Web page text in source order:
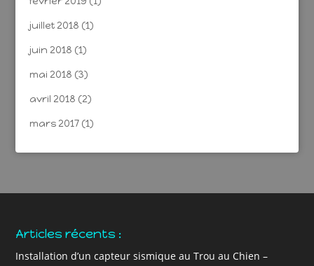
juillet 2018 (1)
juin 2018 (1)
mai 2018 (3)
avril 2018 (2)
mars 2017 (1)
Articles récents :
Installation d’un capteur sismique au Trou au Chien –